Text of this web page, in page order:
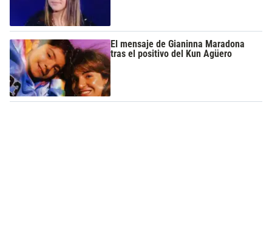
El mensaje de Gianinna Maradona
tras el positivo del Kun Agüero